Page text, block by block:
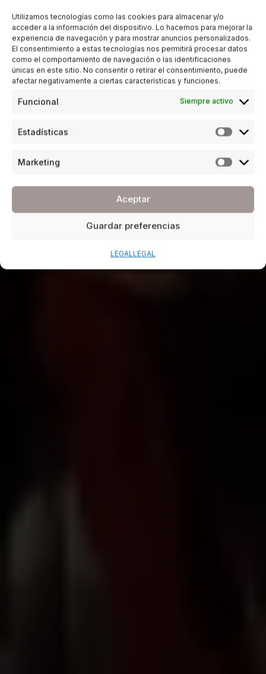
Utilizamos tecnologías como las cookies para almacenar y/o
acceder a la información del dispositivo. Lo hacemos para mejorar la
experiencia de navegación y para mostrar anuncios personalizados.
El consentimiento a estas tecnologías nos permitirá procesar datos
como el comportamiento de navegación o las identificaciones
únicas en este sitio. No consentir o retirar el consentimiento, puede
afectar negativamente a ciertas características y funciones.
Funcional Siempre activo
Estadísticas
Marketing
Aceptar
Guardar preferencias
LEGALLEGAL